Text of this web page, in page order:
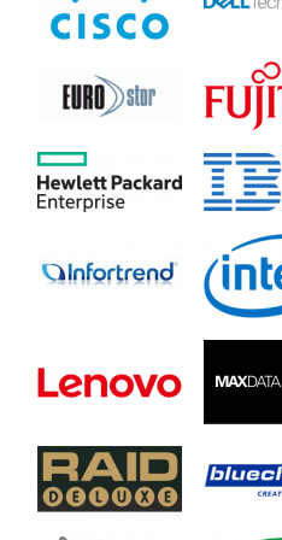
ESDS-3024GT1
ESDS-3024GT2
ESDS-3024GB
ESDS-3012R
ESDS-3012RT2
ESDS-3016R
ESDS-3016RT2
ESDS-3024RT2
ESDS-3048GE
ESDS-3048GTE
ESDS-3060GE